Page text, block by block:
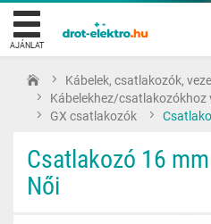
AJÁNLAT
Kábelek, csatlakozók,
Kábelekhez/
GX csatlakozók
Csatlakozó 16
Női